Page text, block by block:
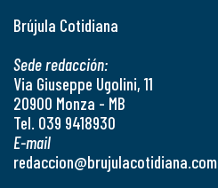
Brújula Cotidiana
Sede redacción:
Via Giuseppe Ugolini, 11
20900 Monza - MB
Tel. 039 9418930
E-mail
redaccion@brujulacotidiana.com